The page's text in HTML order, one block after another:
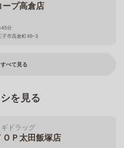
ープ高倉店
45分
子市高倉町49-3
すべて見る
を見る
ギドラッグ
ＯＰ太田飯塚店